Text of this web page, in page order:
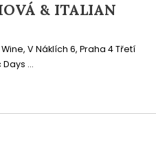
& ITALIAN
V Náklích 6, Praha 4 Třetí
...